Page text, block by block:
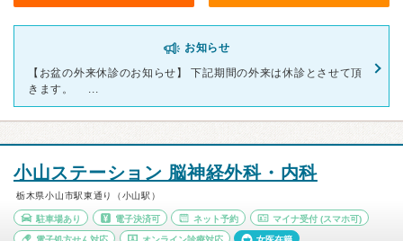
お知らせ
【お盆の外来休診のお知らせ】 下記期間の外来は休診とさせて頂
きます。 ...
小山ステーション 脳神経外科・内科
栃木県小山市駅東通り（小山駅）
駐車場あり 電子決済可 ネット予約 マイナ受付 (スマホ可)